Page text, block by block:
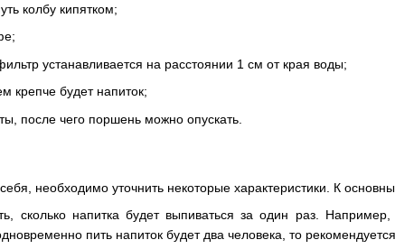
колбу кипятком;
устанавливается на расстоянии 1 см от края воды;
крепче будет напиток;
после чего поршень можно опускать.
необходимо уточнить некоторые характеристики. К
сколько напитка будет выпиваться за один раз.
пить напиток будет два человека, то